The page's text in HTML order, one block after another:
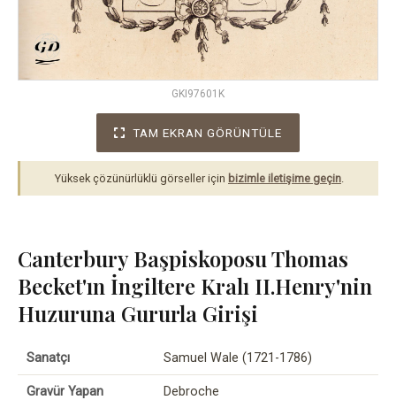
GKI97601K
TAM EKRAN GÖRÜNTÜLE
Yüksek çözünürlüklü görseller için bizimle iletişime geçin
Canterbury Başpiskoposu Thomas
Becket'ın İngiltere Kralı II.Henry'nin
Huzuruna Gururla Girişi
Sanatçı Samuel Wale (1721-1786)
Gravür Yapan Debroche